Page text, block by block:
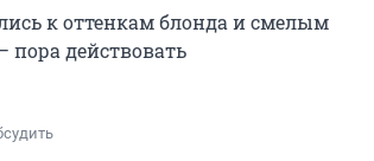
к оттенкам блонда и смелым
пора действовать